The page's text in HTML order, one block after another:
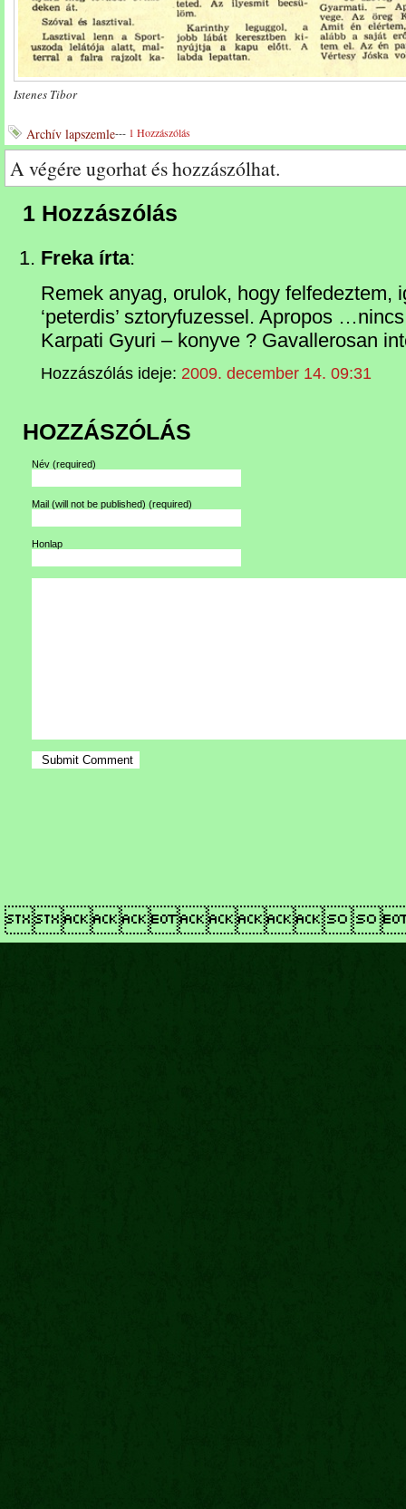
Istenes Tibor
Archív lapszemle--- 1 Hozzászólás
A végére ugorhat és hozzászólhat.
1 Hozzászólás
Freka írta:
Remek anyag, orulok, hogy felfedeztem,
‘peterdis’ sztoryfuzessel. Apropos
Karpati Gyuri – konyve ? Gavallerosan
Hozzászólás ideje: 2009. december 14. 09:31
HOZZÁSZÓLÁS
Név (required)
Mail (will not be published) (required)
Honlap